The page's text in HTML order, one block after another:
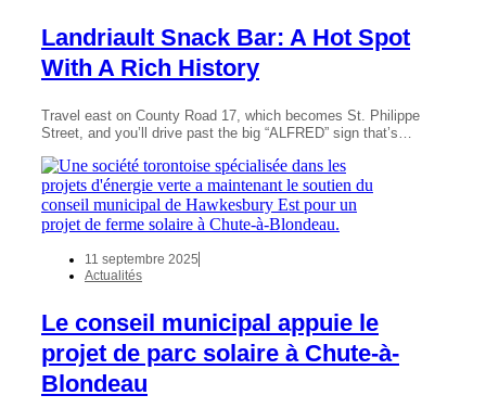
Landriault Snack Bar: A Hot Spot
With A Rich History
Travel east on County Road 17, which becomes St. Philippe
Street, and you’ll drive past the big “ALFRED” sign that’s…
11 septembre 2025
Actualités
Le conseil municipal appuie le
projet de parc solaire à Chute-à-
Blondeau